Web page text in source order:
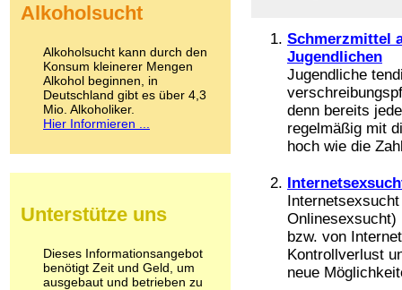
Schmerzmittel
Jugendlichen
Jugendliche
denn bereits
regelmäßig mit
hoch wie die
Onlinesexsucht)
bzw. von
Kontrollverlust
neue
Kokain
LSD
Marihuana
Medikamente
Meskalin
Metamphetamin
Methadon
Pilze
Psychopharmaka
Schlafmittel
Schmerzmittel
Alkoholsucht
Alkoholsucht kann durch den
Konsum kleinerer Mengen
Alkohol beginnen, in
Deutschland gibt es über 4,3
Mio. Alkoholiker.
Hier Informieren ...
Unterstütze uns
Dieses Informationsangebot
benötigt Zeit und Geld, um
ausgebaut und betrieben zu